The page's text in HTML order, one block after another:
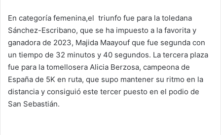
En categoría femenina,el triunfo fue para la toledana
Sánchez-Escribano, que se ha impuesto a la favorita y
ganadora de 2023, Majida Maayouf que fue segunda con
un tiempo de 32 minutos y 40 segundos. La tercera plaza
fue para la tomellosera Alicia Berzosa, campeona de
España de 5K en ruta, que supo mantener su ritmo en la
distancia y consiguió este tercer puesto en el podio de
San Sebastián.